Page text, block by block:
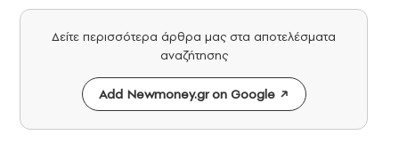
Δείτε περισσότερα άρθρα μας στα αποτελέσματα
αναζήτησης
Add Newmoney.gr on Google